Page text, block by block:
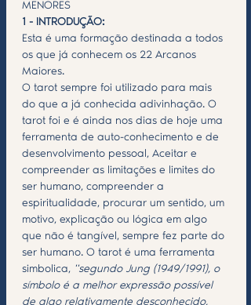
MENORES
1 - INTRODUÇÃO:
Esta é uma formação destinada a todos
os que já conhecem os 22 Arcanos
Maiores.
O tarot sempre foi utilizado para mais
do que a já conhecida adivinhação. O
tarot foi e é ainda nos dias de hoje uma
ferramenta de auto-conhecimento e de
desenvolvimento pessoal, Aceitar e
compreender as limitações e limites do
ser humano, compreender a
espiritualidade, procurar um sentido, um
motivo, explicação ou lógica em algo
que não é tangível, sempre fez parte do
ser humano. O tarot é uma ferramenta
simbolica, ''segundo Jung (1949/1991), o
símbolo é a melhor expressão possível
de algo relativamente desconhecido,